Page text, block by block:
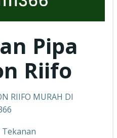
Pipa
Riifo
RIIFO MURAH DI